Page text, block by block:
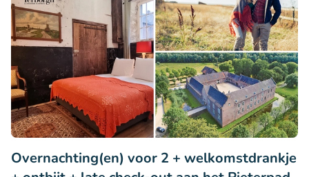
Overnachting(en) voor 2 + welkomstdrankje